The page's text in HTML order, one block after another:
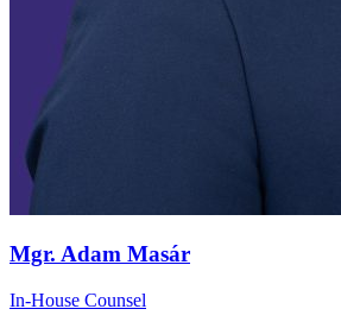
Mgr. Adam Masár
In-House Counsel